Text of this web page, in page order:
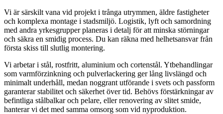
Vi är särskilt vana vid projekt i trånga utrymmen, äldre fastigheter
och komplexa montage i stadsmiljö. Logistik, lyft och samordning
med andra yrkesgrupper planeras i detalj för att minska störningar
och säkra en smidig process. Du kan räkna med helhetsansvar från
första skiss till slutlig montering.
Vi arbetar i stål, rostfritt, aluminium och cortenstål. Ytbehandlingar
som varmförzinkning och pulverlackering ger lång livslängd och
minimalt underhåll, medan noggrant utförande i svets och passform
garanterar stabilitet och säkerhet över tid. Behövs förstärkningar av
befintliga stålbalkar och pelare, eller renovering av slitet smide,
hanterar vi det med samma omsorg som vid nyproduktion.